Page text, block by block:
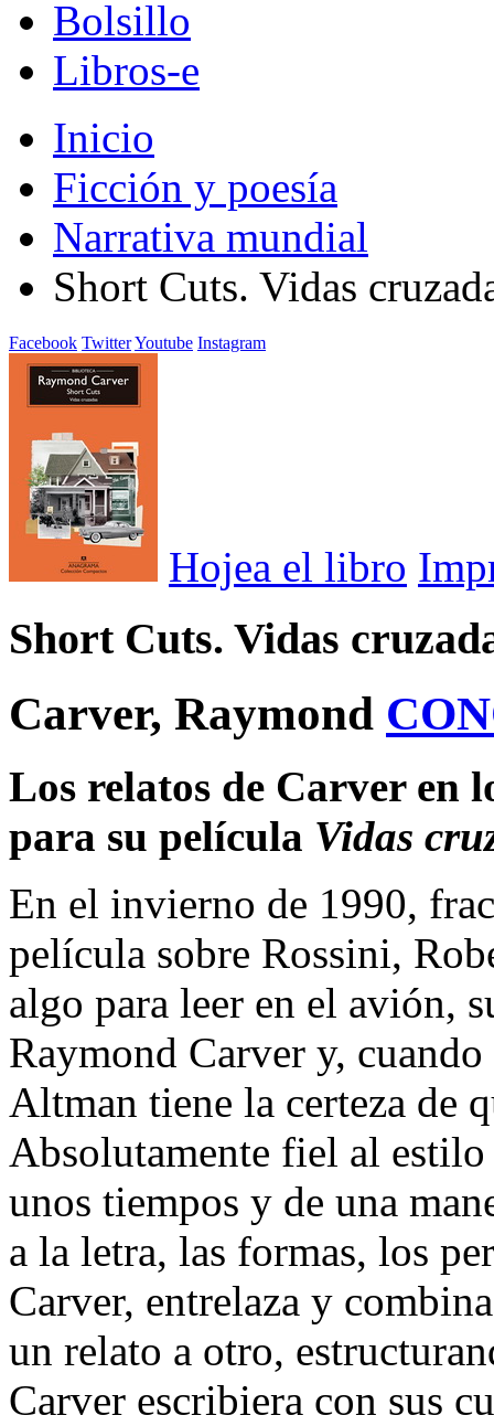
Bolsillo
Libros-e
Inicio
Ficción y poesía
Narrativa mundial
Short Cuts. Vidas
Facebook TwitterYoutube Instagram
Hojea el libro
Short Cuts. Vidas
Carver, Raymond
Los relatos de Carver en
para su película Vidas
En el invierno de 1990,
película sobre Rossini,
algo para leer en el avión,
Raymond Carver y,
Altman tiene la certeza de
Absolutamente fiel al
unos tiempos y de una
a la letra, las formas, los
Carver, entrelaza y
un relato a otro,
Carver escribiera con sus